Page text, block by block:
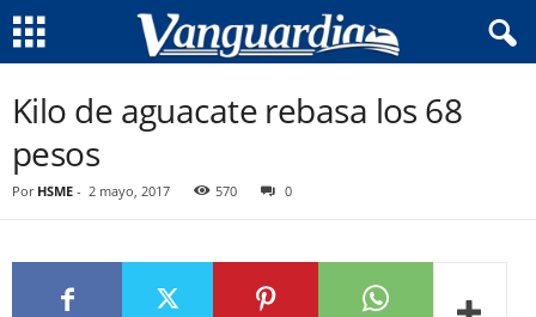
Kilo de aguacate rebasa los 68
pesos
Por HSME - 2 mayo, 2017 570 0